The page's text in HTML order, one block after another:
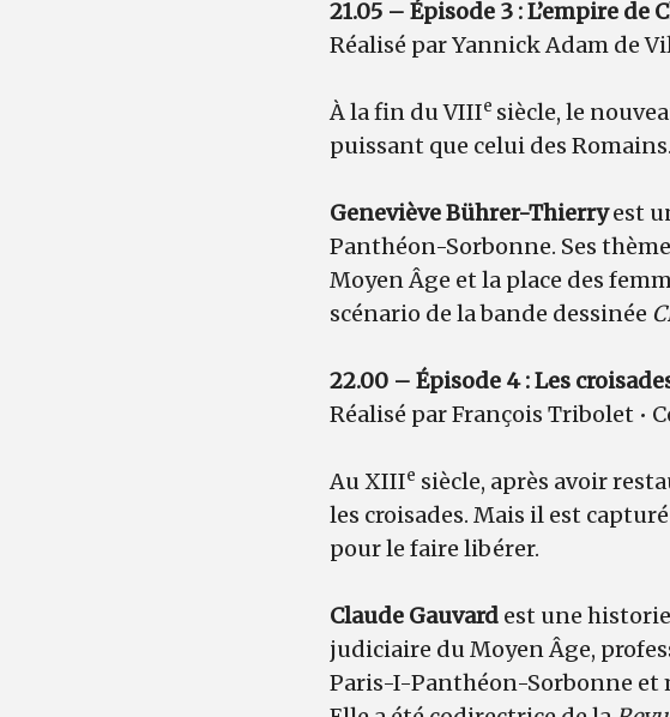
21.05 – Épisode 3 : L’empire de
Réalisé par Yannick Adam de
À la fin du VIIIe siècle, le
puissant que celui des
Geneviève Bührer-Thierryest
Panthéon-Sorbonne. Ses
Moyen Âge et la place des
scénario de la bande dessinée
22.00 – Épisode 4 : Les
Réalisé par François Tribolet •
Au XIIIe siècle, après avoir
les croisades. Mais il est
pour le faire libérer.
Claude Gauvard est une
judiciaire du Moyen Âge,
Paris-I-Panthéon-Sorbonne et